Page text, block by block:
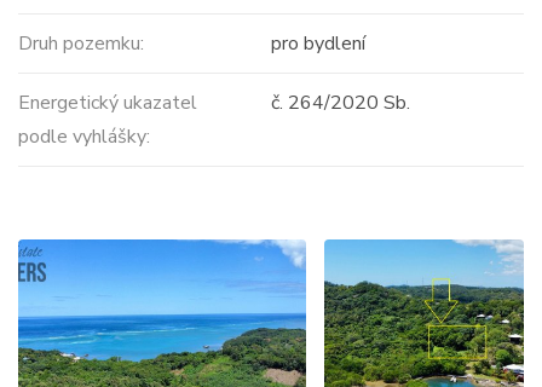
Druh pozemku: pro bydlení
Energetický ukazatel
podle vyhlášky:
č. 264/2020 Sb.